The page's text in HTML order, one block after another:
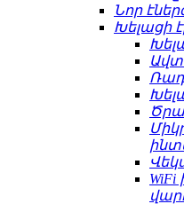
Նոր
Խելացի